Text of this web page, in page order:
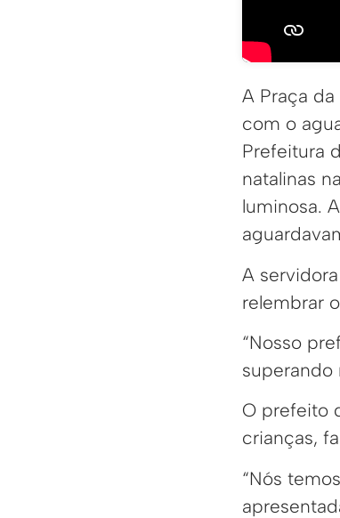
A Praça
com o
Prefeitura
natalinas
luminosa.
A
relembrar
“Nosso
superando
O prefeito
crianças,
“Nós